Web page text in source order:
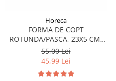
Horeca
FORMA DE COPT
ROTUNDA/PASCA, 23X5 CM,
50BUC/SET
55,00 Lei
45,99 Lei